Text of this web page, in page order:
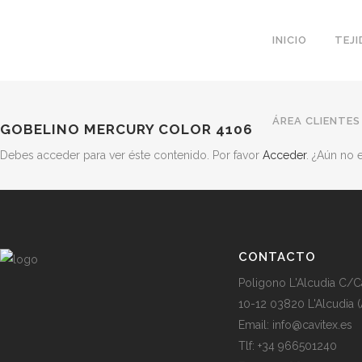
INICIO
ÁREA CLIENTES
GOBELINO MERCURY COLOR 4106
Debes acceder para ver éste contenido. Por favor Acceder. ¿Aún no
CONTACTO
Poligono L'Alcudia C/
10-12 03820 L'Alcudia
Email: info@cavitex.es
Tlf: +34 966501240